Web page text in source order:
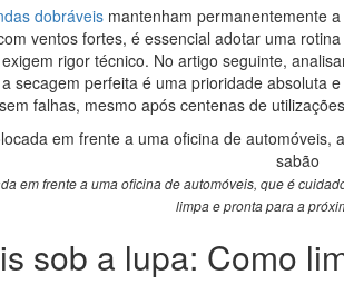
dobráveis mantenham permanentemente
ventos fortes, é essencial adotar uma
rigor técnico. No artigo seguinte,
secagem perfeita é uma prioridade absoluta
falhas, mesmo após centenas de
em frente a uma oficina de automóveis, que é
limpa e pronta para a
sob a lupa: Como